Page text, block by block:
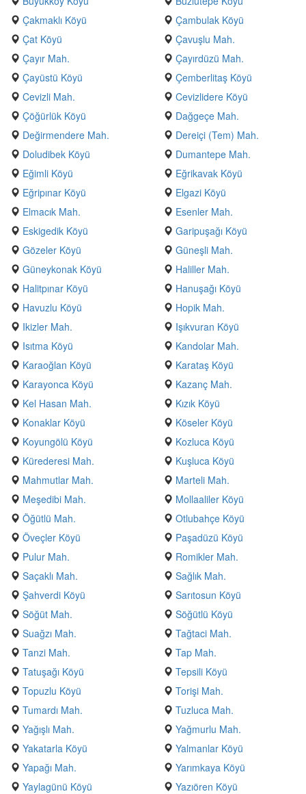
Çakmaklı Köyü
Çambulak Köyü
Çat Köyü
Çavuşlu Mah.
Çayır Mah.
Çayırdüzü Mah.
Çayüstü Köyü
Çemberlitaş Köyü
Cevizli Mah.
Cevizlidere Köyü
Çöğürlük Köyü
Dağgeçe Mah.
Değirmendere Mah.
Dereiçi (Tem) Mah.
Doludibek Köyü
Dumantepe Mah.
Eğimli Köyü
Eğrikavak Köyü
Eğripınar Köyü
Elgazi Köyü
Elmacık Mah.
Esenler Mah.
Eskigedik Köyü
Garipuşağı Köyü
Gözeler Köyü
Güneşli Mah.
Güneykonak Köyü
Haliller Mah.
Halitpınar Köyü
Hanuşağı Köyü
Havuzlu Köyü
Hopik Mah.
Ikizler Mah.
Işıkvuran Köyü
Isıtma Köyü
Kandolar Mah.
Karaoğlan Köyü
Karataş Köyü
Karayonca Köyü
Kazanç Mah.
Kel Hasan Mah.
Kızık Köyü
Konaklar Köyü
Köseler Köyü
Koyungölü Köyü
Kozluca Köyü
Kürederesi Mah.
Kuşluca Köyü
Mahmutlar Mah.
Marteli Mah.
Meşedibi Mah.
Mollaaliler Köyü
Öğütlü Mah.
Otlubahçe Köyü
Öveçler Köyü
Paşadüzü Köyü
Pulur Mah.
Romikler Mah.
Saçaklı Mah.
Sağlık Mah.
Şahverdi Köyü
Sarıtosun Köyü
Söğüt Mah.
Söğütlü Köyü
Suağzı Mah.
Tağtaci Mah.
Tanzi Mah.
Tap Mah.
Tatuşağı Köyü
Tepsili Köyü
Topuzlu Köyü
Torişi Mah.
Tumardı Mah.
Tuzluca Mah.
Yağışlı Mah.
Yağmurlu Mah.
Yakatarla Köyü
Yalmanlar Köyü
Yapağı Mah.
Yarımkaya Köyü
Yaylagünü Köyü
Yazıören Köyü